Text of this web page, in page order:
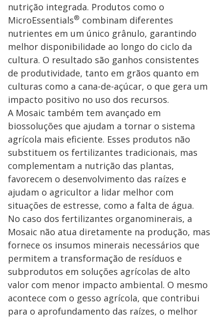
nutrição integrada. Produtos como o
MicroEssentials® combinam diferentes
nutrientes em um único grânulo, garantindo
melhor disponibilidade ao longo do ciclo da
cultura. O resultado são ganhos consistentes
de produtividade, tanto em grãos quanto em
culturas como a cana-de-açúcar, o que gera um
impacto positivo no uso dos recursos.
A Mosaic também tem avançado em
biossoluções que ajudam a tornar o sistema
agrícola mais eficiente. Esses produtos não
substituem os fertilizantes tradicionais, mas
complementam a nutrição das plantas,
favorecem o desenvolvimento das raízes e
ajudam o agricultor a lidar melhor com
situações de estresse, como a falta de água.
No caso dos fertilizantes organominerais, a
Mosaic não atua diretamente na produção, mas
fornece os insumos minerais necessários que
permitem a transformação de resíduos e
subprodutos em soluções agrícolas de alto
valor com menor impacto ambiental. O mesmo
acontece com o gesso agrícola, que contribui
para o aprofundamento das raízes, o melhor